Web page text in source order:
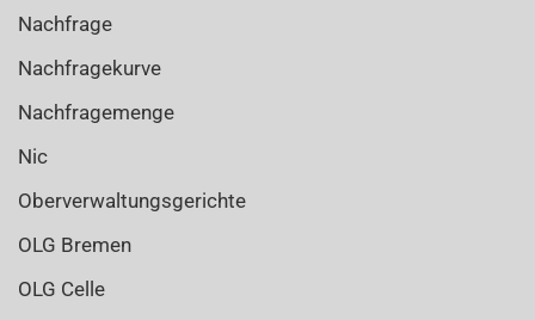
Nachfrage
Nachfragekurve
Nachfragemenge
Nic
Oberverwaltungsgerichte
OLG Bremen
OLG Celle